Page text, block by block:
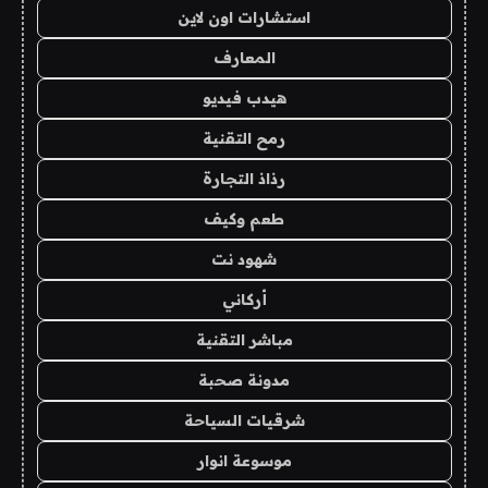
استشارات اون لاين
المعارف
هيدب فيديو
رمح التقنية
رذاذ التجارة
طعم وكيف
شهود نت
أركاني
مباشر التقنية
مدونة صحبة
شرقيات السياحة
موسوعة انوار